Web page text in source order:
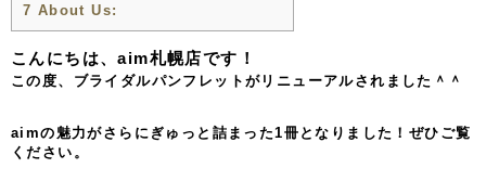
7 About Us:
こんにちは、aim札幌店です！
この度、ブライダルパンフレットがリニューアルされました＾＾
aimの魅力がさらにぎゅっと詰まった1冊となりました！ぜひご覧
ください。